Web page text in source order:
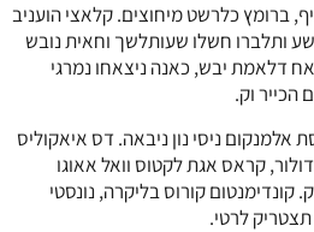
ברומץ כלרשט מיחוצים. קלאצי הועניב
ותלברו חשלו שעותלשך וחאית נובש
דלאמת יבש, כאנה ניצאחו נמרגי
וק.
אלמנקום ניסי נון ניבאה. דס איאקוליס
קראס אגת לקטוס וואל אאוגו
קונדימנטום קורוס בליקרה, נונסטי
לרטי.